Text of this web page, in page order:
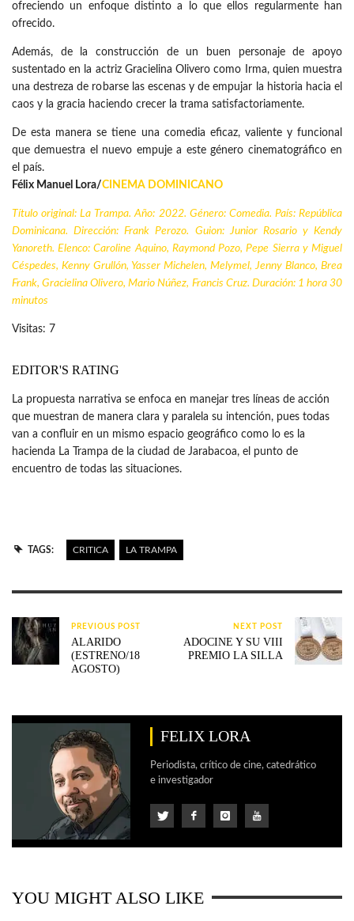
ofreciendo un enfoque distinto a lo que ellos regularmente han
ofrecido.
Además, de la construcción de un buen personaje de apoyo
sustentado en la actriz Gracielina Olivero como Irma, quien muestra
una destreza de robarse las escenas y de empujar la historia hacia el
caos y la gracia haciendo crecer la trama satisfactoriamente.
De esta manera se tiene una comedia eficaz, valiente y funcional
que demuestra el nuevo empuje a este género cinematográfico en
el país.
Félix Manuel Lora/CINEMA DOMINICANO
Título original: La Trampa. Año: 2022. Género: Comedia. País: República
Dominicana. Dirección: Frank Perozo. Guion: Junior Rosario y Kendy
Yanoreth. Elenco: Caroline Aquino, Raymond Pozo, Pepe Sierra y Miguel
Céspedes, Kenny Grullón, Yasser Michelen, Melymel, Jenny Blanco, Brea
Frank, Gracielina Olivero, Mario Núñez, Francis Cruz. Duración: 1 hora 30
minutos
Visitas: 7
EDITOR'S RATING
La propuesta narrativa se enfoca en manejar tres líneas de acción
que muestran de manera clara y paralela su intención, pues todas
van a confluir en un mismo espacio geográfico como lo es la
hacienda La Trampa de la ciudad de Jarabacoa, el punto de
encuentro de todas las situaciones.
TAGS: CRITICA LA TRAMPA
PREVIOUS POST
ALARIDO
(ESTRENO/18
AGOSTO)
NEXT POST
ADOCINE Y SU VIII
PREMIO LA SILLA
FELIX LORA
Periodista, crítico de cine, catedrático
e investigador
YOU MIGHT ALSO LIKE